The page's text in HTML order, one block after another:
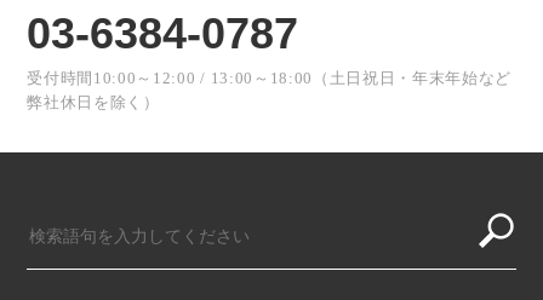
03-6384-0787
受付時間10:00～12:00 / 13:00～18:00（土日祝日・年末年始など
弊社休日を除く）